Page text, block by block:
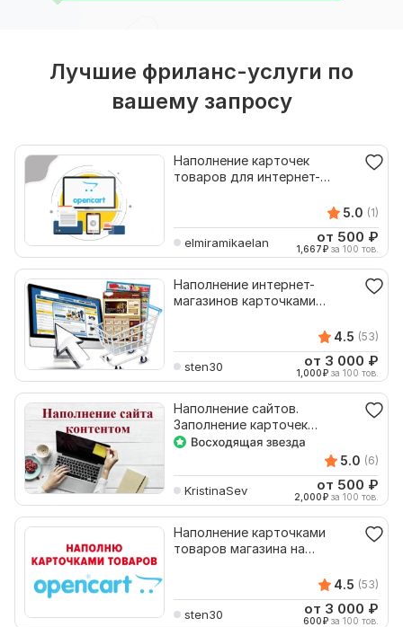
Лучшие фриланс-услуги по
вашему запросу
Наполнение карточек
товаров для интернет-
5.0 (1)
elmiramikaelan от 500 ₽
1,667₽ за 100 тов.
Наполнение интернет-
магазинов карточками
4.5 (53)
sten30 от 3 000 ₽
1,000₽ за 100 тов.
Наполнение сайтов.
Заполнение карточек
товаров
5.0 (6)
KristinaSev от 500 ₽
2,000₽ за 100 тов.
Наполнение карточками
товаров магазина на
4.5 (53)
sten30 от 3 000 ₽
600₽ за 100 тов.